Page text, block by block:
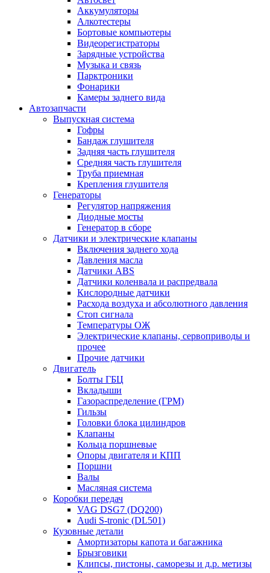
Аккумуляторы
Алкотестеры
Бортовые компьютеры
Видеорегистраторы
Зарядные устройства
Музыка и связь
Парктроники
Фонарики
Камеры заднего вида
Автозапчасти
Выпускная система
Гофры
Бандаж глушителя
Задняя часть глушителя
Средняя часть глушителя
Труба приемная
Крепления глушителя
Генераторы
Регулятор напряжения
Диодные мосты
Генератор в сборе
Датчики и электрические клапаны
Включения заднего хода
Давления масла
Датчики ABS
Датчики коленвала и распредвала
Кислородные датчики
Расхода воздуха и абсолютного давления
Стоп сигнала
Температуры ОЖ
Электрические клапаны, сервоприводы и
прочее
Прочие датчики
Двигатель
Болты ГБЦ
Вкладыши
Газораспределение (ГРМ)
Гильзы
Головки блока цилиндров
Клапаны
Кольца поршневые
Опоры двигателя и КПП
Поршни
Валы
Масляная система
Коробки передач
VAG DSG7 (DQ200)
Audi S-tronic (DL501)
Кузовные детали
Амортизаторы капота и багажника
Брызговики
Клипсы, пистоны, саморезы и д.р. метизы